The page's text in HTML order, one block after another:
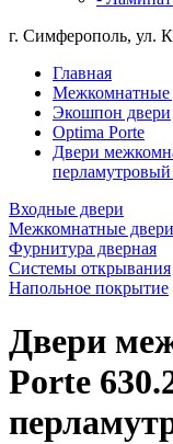
г. Симферополь, ул.
Главная
Межкомнатные
Экошпон двери
Optima Porte
Двери
перламутровый
Входные двери
Межкомнатные двери
Фурнитура дверная
Системы открывания
Напольное покрытие
Двери
Porte